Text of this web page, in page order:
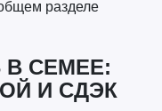
разделе
В СЕМЕЕ:
И СДЭК